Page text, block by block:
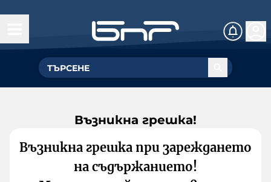
Възникна грешка!
Възникна грешка при зареждането
на съдържанието!